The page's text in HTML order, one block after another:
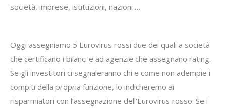
società, imprese, istituzioni, nazioni …
Oggi assegniamo 5 Eurovirus rossi due dei quali a società
che certificano i bilanci e ad agenzie che assegnano rating.
Se gli investitori ci segnaleranno chi e come non adempie i
compiti della propria funzione, lo indicheremo ai
risparmiatori con l’assegnazione dell’Eurovirus rosso. Se i